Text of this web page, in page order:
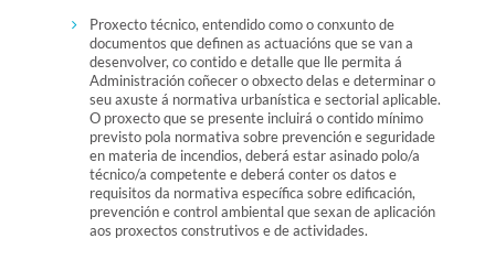
Proxecto técnico, entendido como o conxunto de
documentos que definen as actuacións que se van a
desenvolver, co contido e detalle que lle permita á
Administración coñecer o obxecto delas e determinar o
seu axuste á normativa urbanística e sectorial aplicable.
O proxecto que se presente incluirá o contido mínimo
previsto pola normativa sobre prevención e seguridade
en materia de incendios, deberá estar asinado polo/a
técnico/a competente e deberá conter os datos e
requisitos da normativa específica sobre edificación,
prevención e control ambiental que sexan de aplicación
aos proxectos construtivos e de actividades.